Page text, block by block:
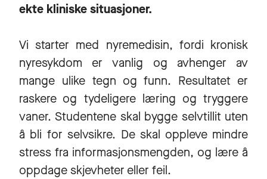
ekte kliniske situasjoner.
Vi starter med nyremedisin, fordi kronisk
nyresykdom er vanlig og avhenger av
mange ulike tegn og funn. Resultatet er
raskere og tydeligere læring og tryggere
vaner. Studentene skal bygge selvtillit uten
å bli for selvsikre. De skal oppleve mindre
stress fra informasjonsmengden, og lære å
oppdage skjevheter eller feil.